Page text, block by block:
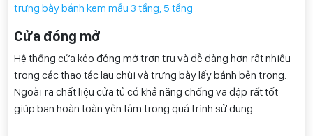
trưng bày bánh kem mẫu 3 tầng, 5 tầng
Cửa đóng mở
Hệ thống cửa kéo đóng mở trơn tru và dễ dàng hơn rất nhiều
trong các thao tác lau chùi và trưng bày lấy bánh bên trong.
Ngoài ra chất liệu cửa tủ có khả năng chống va đập rất tốt
giúp bạn hoàn toàn yên tâm trong quá trình sử dụng.